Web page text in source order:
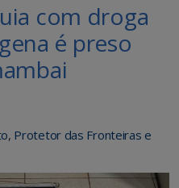
com droga
é preso
, Protetor das Fronteiras e